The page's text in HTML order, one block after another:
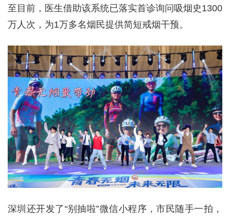
至目前，医生借助该系统已落实首诊询问吸烟史1300
万人次，为1万多名烟民提供简短戒烟干预。
深圳还开发了“别抽啦”微信小程序，市民随手一拍，